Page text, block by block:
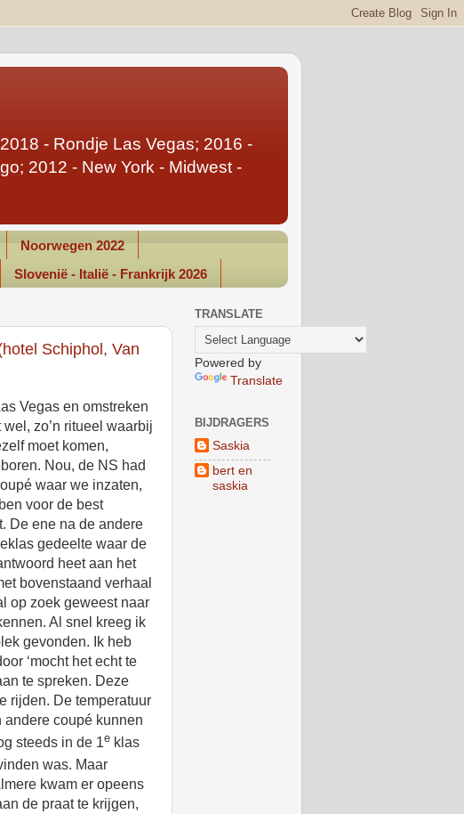
- Rondje Las Vegas; 2016 -
2012 - New York - Midwest -
Noorwegen 2022
Slovenië - Italië - Frankrijk 2026
Schiphol, Van
Vegas en omstreken
zo’n ritueel waarbij
moet komen,
Nou, de NS had
waar we inzaten,
voor de best
De ene na de andere
gedeelte waar de
heet aan het
bovenstaand verhaal
op zoek geweest naar
Al snel kreeg ik
gevonden. Ik heb
‘mocht het echt te
te spreken. Deze
rijden. De temperatuur
andere coupé kunnen
steeds in de 1e klas
was. Maar
kwam er opeens
de praat te krijgen,
TRANSLATE
Powered by
Translate
BIJDRAGERS
Saskia
bert en
saskia